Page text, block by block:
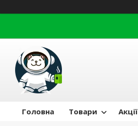
Головна Товари Акції